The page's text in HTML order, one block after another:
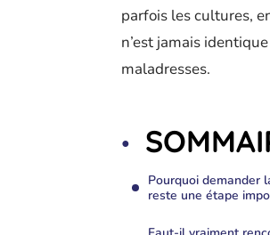
parfois les cultures,
n’est jamais
maladresses.
Pourquoi demander
reste une étape